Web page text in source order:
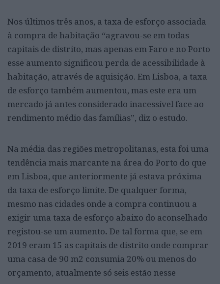
Nos últimos três anos, a taxa de esforço associada
à compra de habitação “agravou-se em todas
capitais de distrito, mas apenas em Faro e no Porto
esse aumento significou perda de acessibilidade à
habitação, através de aquisição. Em Lisboa, a taxa
de esforço também aumentou, mas este era um
mercado já antes considerado inacessível face ao
rendimento médio das famílias”, diz o estudo.
Na média das regiões metropolitanas, esta foi uma
tendência mais marcante na área do Porto do que
em Lisboa, que anteriormente já estava próxima
da taxa de esforço limite. De qualquer forma,
mesmo nas cidades onde a compra continuou a
exigir uma taxa de esforço abaixo do aconselhado
registou-se um aumento. De tal forma que, se em
2019 eram 15 as capitais de distrito onde comprar
uma casa de 90 m2 consumia 20% ou menos do
orçamento, atualmente só seis estão nesse